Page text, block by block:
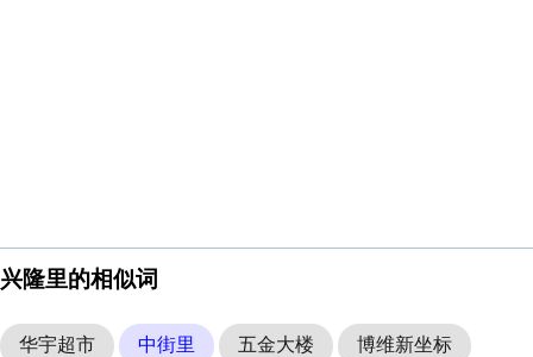
兴隆里的相似词
华宇超市 中街里 五金大楼 博维新坐标